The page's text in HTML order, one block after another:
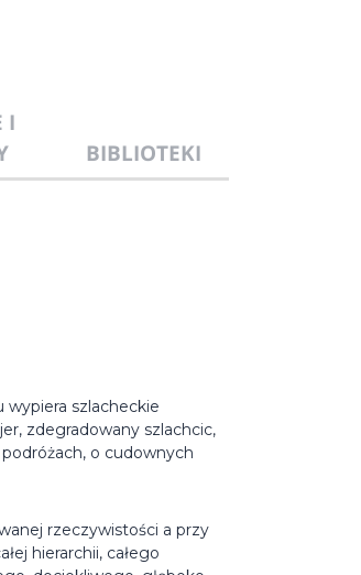
I
BIBLIOTEKI
wypiera szlacheckie
zdegradowany szlachcic,
o cudownych
rzeczywistości a przy
hierarchii, całego